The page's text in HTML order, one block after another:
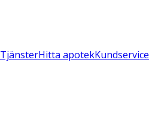
TjänsterHitta apotekKundservice